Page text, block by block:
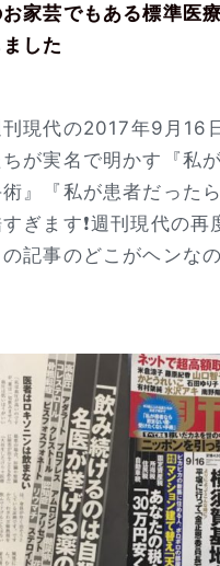
家芸でもある標準医
した
刊現代の2017年9月16
ちが実名で明かす『私
』『私が患者だった
ぎます❗週刊現代の再
記事のどこがヘンな